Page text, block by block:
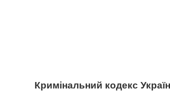
Кримінальний кодекс